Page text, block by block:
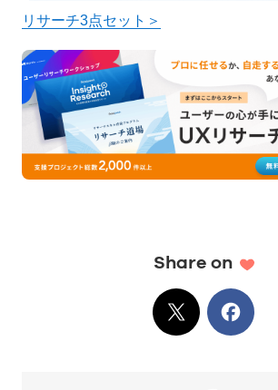
リサーチ3点セット＞
Share on
Xでシェア